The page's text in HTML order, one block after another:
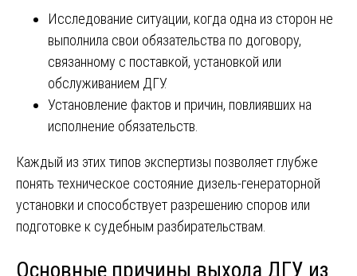
Исследование ситуации, когда одна из сторон не
выполнила свои обязательства по договору,
связанному с поставкой, установкой или
обслуживанием ДГУ.
Установление фактов и причин, повлиявших на
исполнение обязательств.
Каждый из этих типов экспертизы позволяет глубже
понять техническое состояние дизель-генераторной
установки и способствует разрешению споров или
подготовке к судебным разбирательствам.
Основные причины выхода ДГУ из